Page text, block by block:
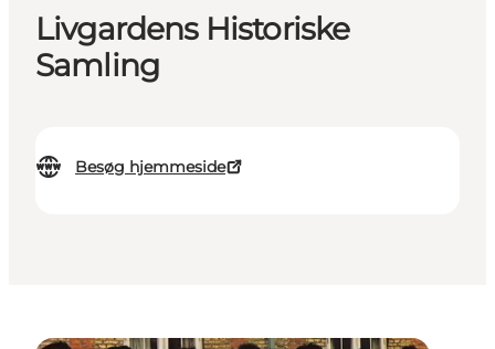
Livgardens Historiske
Samling
Besøg hjemmeside